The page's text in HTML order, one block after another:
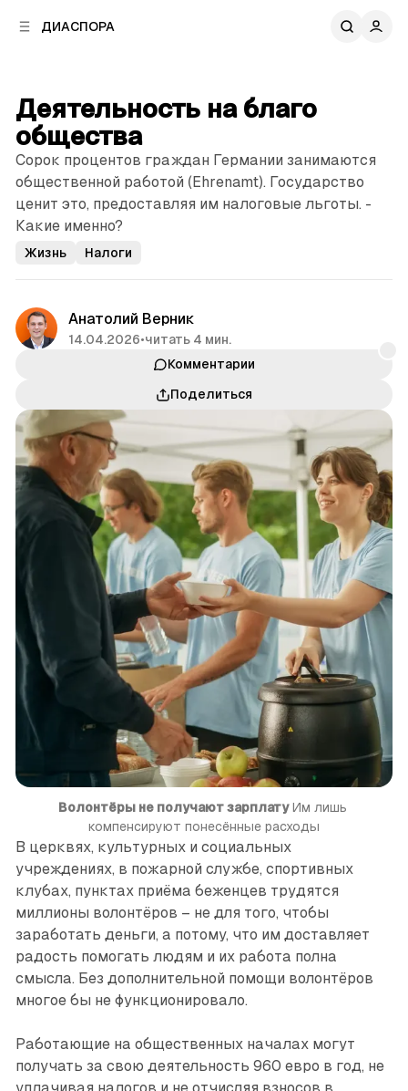
ДИАСПОРА
Деятельность на благо
общества
Сорок процентов граждан Германии занимаются
общественной работой (Ehrenamt). Государство
ценит это, ­предоставляя им налоговые льготы. ­
Какие именно?
Жизнь Налоги
Анатолий Верник
14.04.2026•читать 4 мин.
Комментарии
Поделиться
Волонтёры не получают зарплату Им лишь
компенсируют понесённые расходы
В церквях, культурных и социальных
учреждениях, в пожарной службе, спортивных
клубах, пунктах приёма беженцев трудятся
миллионы волонтёров – не для того, чтобы
заработать деньги, а потому, что им доставляет
радость помогать людям и их работа полна
смысла. Без дополнительной помощи волонтёров
многое бы не функционировало.
Работающие на общественных началах могут
получать за свою деятельность 960 евро в год, не